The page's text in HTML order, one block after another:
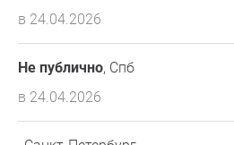
в 24.04.2026
Не публично, Спб
в 24.04.2026